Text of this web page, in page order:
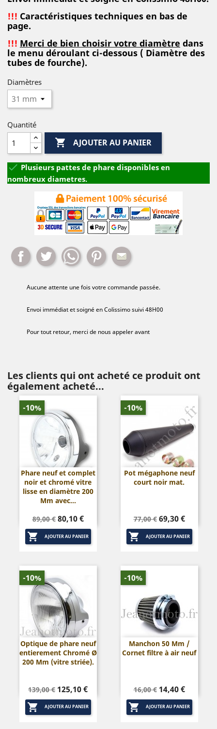
!!! Caractéristiques techniques en bas de
page.
!!! Merci de bien choisir votre diamètre dans
le menu déroulant ci-dessous ( Diamètre des
tubes de fourche).
Diamètres
Quantité
 AJOUTER AU PANIER
 Plusieurs pattes de phare disponibles en
nombreux diametres.
Partager Tweet WhatsappPinterest
Aucune attente une fois votre commande passée.
Envoi immédiat et soigné en Colissimo suivi 48H00
Pour tout retour, merci de nous appeler avant
Les clients qui ont acheté ce produit ont
également acheté...
Phare neuf et complet
noir et chromé vitre
lisse en diamètre 200
Mm avec...
Prix
de
base
89,00 € Prix
80,10 €
 AJOUTER AU PANIER
-10%
Pot mégaphone neuf
court noir mat.
Prix
de
base
77,00 € Prix
69,30 €
 AJOUTER AU PANIER
-10%
Optique de phare neuf
entierement Chromé Ø
200 Mm (vitre striée).
Prix
de
base
139,00 € Prix
125,10 €
 AJOUTER AU PANIER
-10%
Manchon 50 Mm /
Cornet filtre à air neuf
Prix
de
base
16,00 € Prix
14,40 €
 AJOUTER AU PANIER
-10%